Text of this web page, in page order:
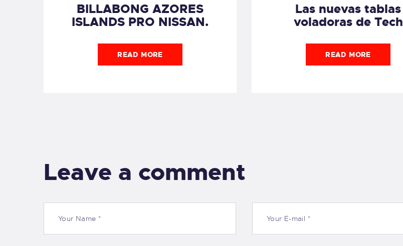
BILLABONG AZORES
ISLANDS PRO NISSAN.
READ MORE
Las nuevas tablas
voladoras de Tech
READ MORE
Leave a comment